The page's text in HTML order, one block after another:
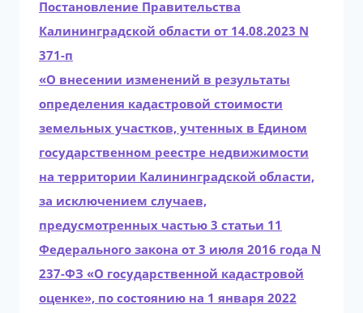
Постановление Правительства
Калининградской области от 14.08.2023 N
371-п
«О внесении изменений в результаты
определения кадастровой стоимости
земельных участков, учтенных в Едином
государственном реестре недвижимости
на территории Калининградской области,
за исключением случаев,
предусмотренных частью 3 статьи 11
Федерального закона от 3 июля 2016 года N
237-ФЗ «О государственной кадастровой
оценке», по состоянию на 1 января 2022